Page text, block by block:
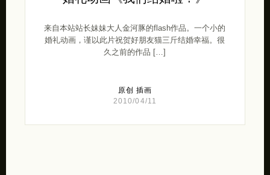
来自本站站长妹妹大人金河豚的flash作品。一个小的
婚礼动画，谨以此片祝贺好朋友猫三斤结婚幸福。很
久之前的作品 […]
原创
插画
2010/04/11